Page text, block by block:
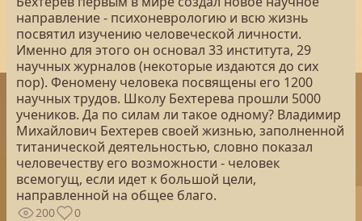
направление - психоневрологию и всю жизнь
посвятил изучению человеческой личности.
Именно для этого он основал 33 института, 29
научных журналов (некоторые издаются до сих
пор). Феномену человека посвящены его 1200
научных трудов. Школу Бехтерева прошли 5000
учеников. Да по силам ли такое одному? Владимир
Михайлович Бехтерев своей жизнью, заполненной
титанической деятельностью, словно показал
человечеству его возможности - человек
всемогущ, если идет к большой цели,
направленной на общее благо.
200 0